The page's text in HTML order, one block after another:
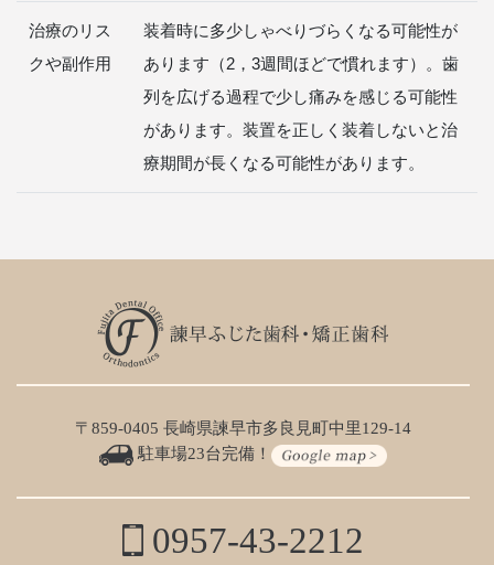
治療のリス
クや副作用
装着時に多少しゃべりづらくなる可能性が
あります（2，3週間ほどで慣れます）。歯
列を広げる過程で少し痛みを感じる可能性
があります。装置を正しく装着しないと治
療期間が長くなる可能性があります。
〒859-0405 長崎県諫早市多良見町中里129-14
駐車場23台完備！
0957-43-2212